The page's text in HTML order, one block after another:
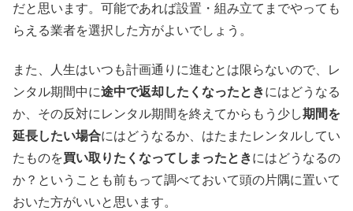
だと思います。可能であれば設置・組み立てまでやっても
らえる業者を選択した方がよいでしょう。
また、人生はいつも計画通りに進むとは限らないので、レ
ンタル期間中に途中で返却したくなったときにはどうなる
か、その反対にレンタル期間を終えてからもう少し期間を
延長したい場合にはどうなるか、はたまたレンタルしてい
たものを買い取りたくなってしまったときにはどうなるの
か？ということも前もって調べておいて頭の片隅に置いて
おいた方がいいと思います。